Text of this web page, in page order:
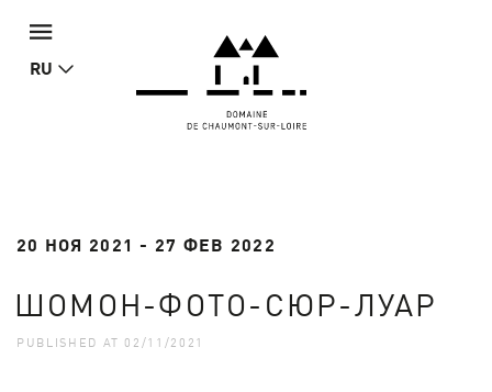
RU
20 НОЯ 2021 - 27 ФЕВ 2022
ШОМОН-ФОТО-СЮР-ЛУАР
PUBLISHED AT 02/11/2021